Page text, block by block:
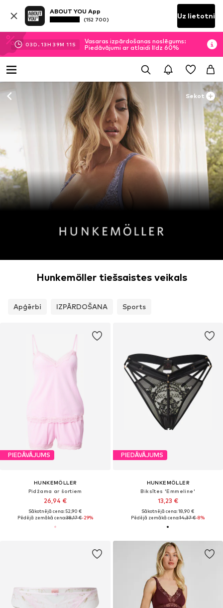
ABOUT YOU App
(152 700) Uz lietotni
03D. 13H 39M 09S
Vasaras izpārdošanas noslēgums:
Piedāvājumi ar atlaidi līdz 60%
Sekot
Hunkemöller tiešsaistes veikals
Apģērbi IZPĀRDOŠANA Sports
PIEDĀVĀJUMS
HUNKEMÖLLER
Pidžama ar šortiem
26,94 €
Sākotnējā cena: 52,90 €
Pēdējā zemākā cena:38,17 €-29%
PIEDĀVĀJUMS
HUNKEMÖLLER
Biksītes 'Emmeline'
13,23 €
Sākotnējā cena: 18,90 €
Pēdējā zemākā cena:14,37 €-8%